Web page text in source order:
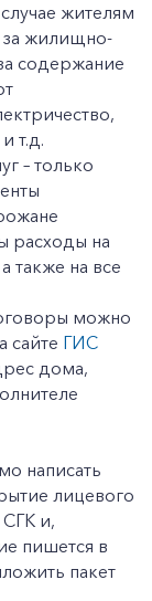
жителям
за жилищно-
содержание
т.д.
– только
расходы на
также на все
можно
сайте ГИС
дома,
написать
лицевого
и,
пишется в
пакет